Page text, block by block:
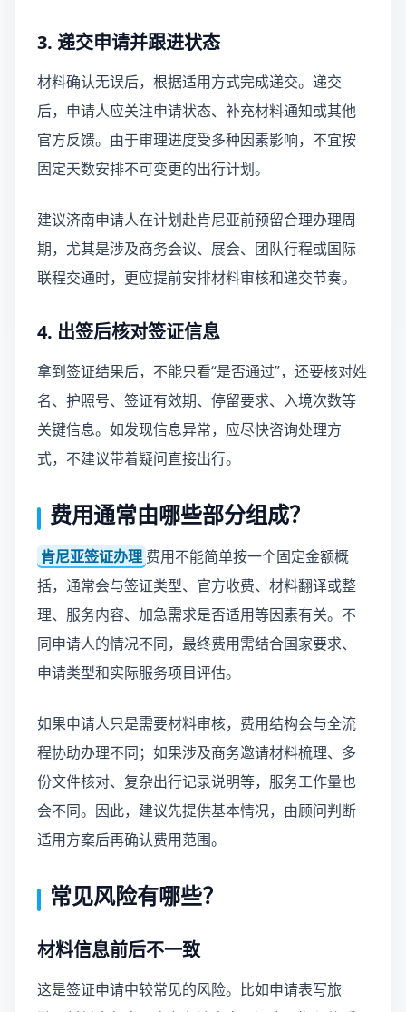
3. 递交申请并跟进状态
材料确认无误后，根据适用方式完成递交。递交
后，申请人应关注申请状态、补充材料通知或其他
官方反馈。由于审理进度受多种因素影响，不宜按
固定天数安排不可变更的出行计划。
建议济南申请人在计划赴肯尼亚前预留合理办理周
期，尤其是涉及商务会议、展会、团队行程或国际
联程交通时，更应提前安排材料审核和递交节奏。
4. 出签后核对签证信息
拿到签证结果后，不能只看“是否通过”，还要核对姓
名、护照号、签证有效期、停留要求、入境次数等
关键信息。如发现信息异常，应尽快咨询处理方
式，不建议带着疑问直接出行。
费用通常由哪些部分组成？
肯尼亚签证办理 费用不能简单按一个固定金额概
括，通常会与签证类型、官方收费、材料翻译或整
理、服务内容、加急需求是否适用等因素有关。不
同申请人的情况不同，最终费用需结合国家要求、
申请类型和实际服务项目评估。
如果申请人只是需要材料审核，费用结构会与全流
程协助办理不同；如果涉及商务邀请材料梳理、多
份文件核对、复杂出行记录说明等，服务工作量也
会不同。因此，建议先提供基本情况，由顾问判断
适用方案后再确认费用范围。
常见风险有哪些？
材料信息前后不一致
这是签证申请中较常见的风险。比如申请表写旅